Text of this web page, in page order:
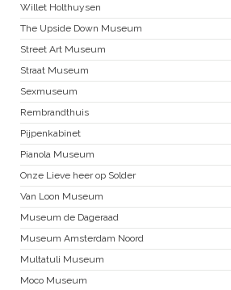
Willet Holthuysen
The Upside Down Museum
Street Art Museum
Straat Museum
Sexmuseum
Rembrandthuis
Pijpenkabinet
Pianola Museum
Onze Lieve heer op Solder
Van Loon Museum
Museum de Dageraad
Museum Amsterdam Noord
Multatuli Museum
Moco Museum